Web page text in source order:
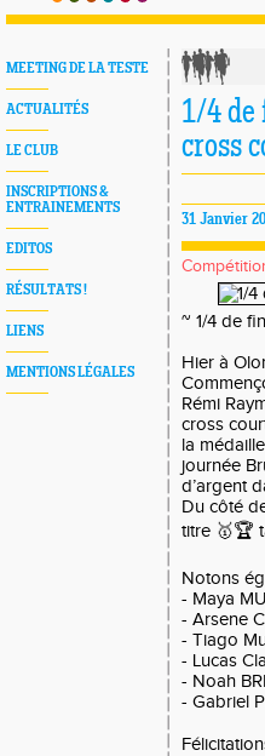
MEETING DE LA TESTE
ACTUALITÉS
LE CLUB
INSCRIPTIONS &
ENTRAINEMENTS
EDITOS
RÉSULTATS !
LIENS
MENTIONS LÉGALES
1/4 de
cross
31 Janvier
~ 1/4 de
Hier à
Rémi
cross
la
journée
d’argent
Du côté
titre 🥇🏆
Notons
- Maya
- Arsene
- Tiago
- Lucas
- Noah
- Gabriel